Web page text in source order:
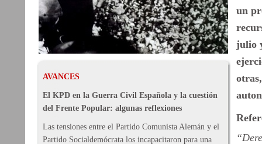
AVANCES
El KPD en la Guerra Civil Española y la cuestión
del Frente Popular: algunas reflexiones
Las tensiones entre el Partido Comunista Alemán y el
Partido Socialdemócrata los incapacitaron para una
un
julio